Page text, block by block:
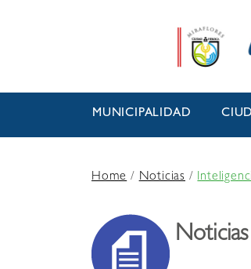
MUNICIPALIDAD
Home/Noticias /
Noticias